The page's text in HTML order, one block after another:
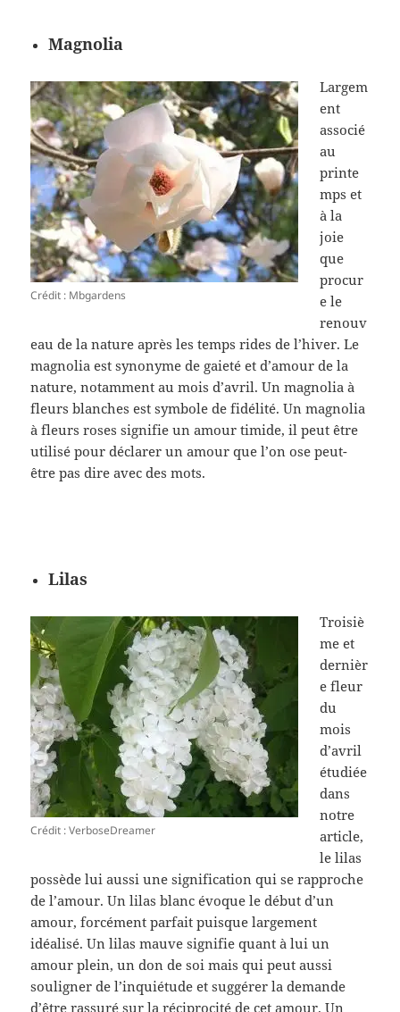
Magnolia
Crédit : Mbgardens
Largem
ent
associé
au
printe
mps et
à la
joie
que
procur
e le
renouv
eau de la nature après les temps rides de l’hiver. Le
magnolia est synonyme de gaieté et d’amour de la
nature, notamment au mois d’avril. Un magnolia à
fleurs blanches est symbole de fidélité. Un magnolia
à fleurs roses signifie un amour timide, il peut être
utilisé pour déclarer un amour que l’on ose peut-
être pas dire avec des mots.
Lilas
Crédit : VerboseDreamer
Troisiè
me et
dernièr
e fleur
du
mois
d’avril
étudiée
dans
notre
article,
le lilas
possède lui aussi une signification qui se rapproche
de l’amour. Un lilas blanc évoque le début d’un
amour, forcément parfait puisque largement
idéalisé. Un lilas mauve signifie quant à lui un
amour plein, un don de soi mais qui peut aussi
souligner de l’inquiétude et suggérer la demande
d’être rassuré sur la réciprocité de cet amour. Un